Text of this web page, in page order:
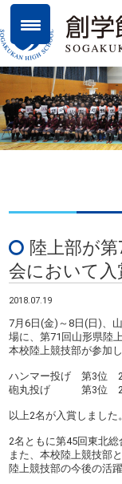
陸上部が
会において入
2018.07.19
7月6日(金)～8日(日)、
場に、第71回山形県陸
本校陸上競技部が参加
ハンマー投げ 第3位
砲丸投げ 第3位 2
以上2名が入賞しました
2名ともに第45回東北総
また、本校陸上競技部
陸上競技部の今後の活